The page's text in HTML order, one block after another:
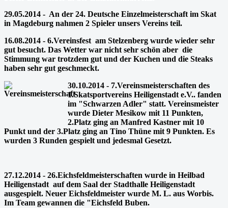
29.05.2014 - An der 24. Deutsche Einzelmeisterschaft im Skat
in Magdeburg nahmen 2 Spieler unsers Vereins teil.
16.08.2014 - 6.Vereinsfest am Stelzenberg wurde wieder sehr
gut besucht. Das Wetter war nicht sehr schön aber die
Stimmung war trotzdem gut und der Kuchen und die Steaks
haben sehr gut geschmeckt.
30.10.2014 - 7.Vereinsmeisterschaften des
1.Skatsportvereins Heiligenstadt e.V.. fanden
im "Schwarzen Adler" statt. Vereinsmeister
wurde Dieter Mesikow mit 11 Punkten,
2.Platz ging an Manfred Kastner mit 10
Punkt und der 3.Platz ging an Tino Thüne mit 9 Punkten. Es
wurden 3 Runden gespielt und jedesmal Gesetzt.
27.12.2014 - 26.Eichsfeldmeisterschaften wurde in Heilbad
Heiligenstadt auf dem Saal der Stadthalle Heiligenstadt
ausgespielt. Neuer Eichsfeldmeister wurde M. L. aus Worbis.
Im Team gewannen die "Eichsfeld Buben.